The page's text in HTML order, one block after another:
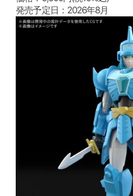
発売予定日：2026年8月